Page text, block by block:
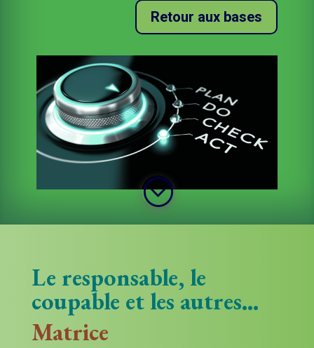
Retour aux bases
;
Le responsable, le
coupable et les autres…
Matrice